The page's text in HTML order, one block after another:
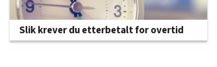
Slik krever du etterbetalt for overtid